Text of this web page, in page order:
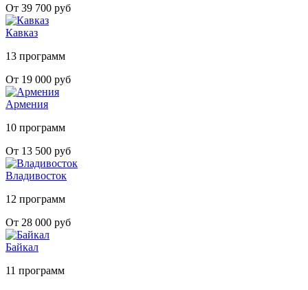
От 39 700 руб
Кавказ
13 программ
От 19 000 руб
Армения
10 программ
От 13 500 руб
Владивосток
12 программ
От 28 000 руб
Байкал
11 программ